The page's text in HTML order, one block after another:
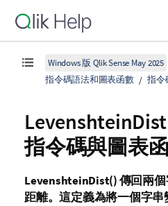
Windows 版 Qlik Sense May 2025
指令碼語法和圖表函數
指令
指令碼與圖表
LevenshteinDist()傳回兩
距離。這定義為將一個字